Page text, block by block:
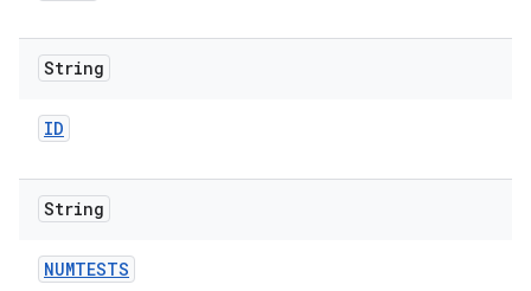
String
ID
String
NUMTESTS